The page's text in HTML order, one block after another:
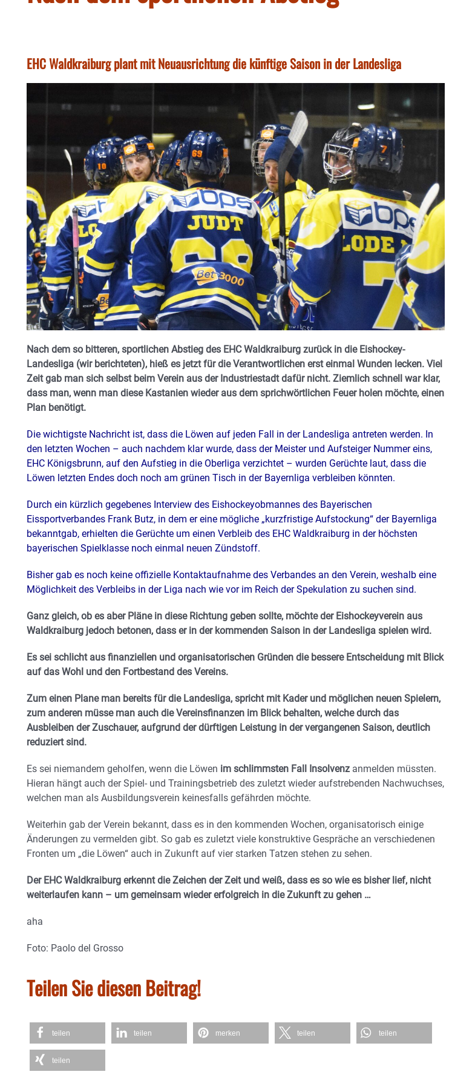
EHC Waldkraiburg plant mit Neuausrichtung die künftige Saison in der Landesliga
Nach dem so bitteren, sportlichen Abstieg des EHC Waldkraiburg zurück in die Eishockey-
Landesliga (wir berichteten), hieß es jetzt für die Verantwortlichen erst einmal Wunden lecken. Viel
Zeit gab man sich selbst beim Verein aus der Industriestadt dafür nicht. Ziemlich schnell war klar,
dass man, wenn man diese Kastanien wieder aus dem sprichwörtlichen Feuer holen möchte, einen
Plan benötigt.
Die wichtigste Nachricht ist, dass die Löwen auf jeden Fall in der Landesliga antreten werden. In
den letzten Wochen – auch nachdem klar wurde, dass der Meister und Aufsteiger Nummer eins,
EHC Königsbrunn, auf den Aufstieg in die Oberliga verzichtet – wurden Gerüchte laut, dass die
Löwen letzten Endes doch noch am grünen Tisch in der Bayernliga verbleiben könnten.
Durch ein kürzlich gegebenes Interview des Eishockeyobmannes des Bayerischen
Eissportverbandes Frank Butz, in dem er eine mögliche „kurzfristige Aufstockung“ der Bayernliga
bekanntgab, erhielten die Gerüchte um einen Verbleib des EHC Waldkraiburg in der höchsten
bayerischen Spielklasse noch einmal neuen Zündstoff.
Bisher gab es noch keine offizielle Kontaktaufnahme des Verbandes an den Verein, weshalb eine
Möglichkeit des Verbleibs in der Liga nach wie vor im Reich der Spekulation zu suchen sind.
Ganz gleich, ob es aber Pläne in diese Richtung geben sollte, möchte der Eishockeyverein aus
Waldkraiburg jedoch betonen, dass er in der kommenden Saison in der Landesliga spielen wird.
Es sei schlicht aus finanziellen und organisatorischen Gründen die bessere Entscheidung mit Blick
auf das Wohl und den Fortbestand des Vereins.
Zum einen Plane man bereits für die Landesliga, spricht mit Kader und möglichen neuen Spielern,
zum anderen müsse man auch die Vereinsfinanzen im Blick behalten, welche durch das
Ausbleiben der Zuschauer, aufgrund der dürftigen Leistung in der vergangenen Saison, deutlich
reduziert sind.
Es sei niemandem geholfen, wenn die Löwen im schlimmsten Fall Insolvenz anmelden müssten.
Hieran hängt auch der Spiel- und Trainingsbetrieb des zuletzt wieder aufstrebenden Nachwuchses,
welchen man als Ausbildungsverein keinesfalls gefährden möchte.
Weiterhin gab der Verein bekannt, dass es in den kommenden Wochen, organisatorisch einige
Änderungen zu vermelden gibt. So gab es zuletzt viele konstruktive Gespräche an verschiedenen
Fronten um „die Löwen“ auch in Zukunft auf vier starken Tatzen stehen zu sehen.
Der EHC Waldkraiburg erkennt die Zeichen der Zeit und weiß, dass es so wie es bisher lief, nicht
weiterlaufen kann – um gemeinsam wieder erfolgreich in die Zukunft zu gehen …
aha
Foto: Paolo del Grosso
Teilen Sie diesen Beitrag!
teilen teilen merken teilen teilen
teilen